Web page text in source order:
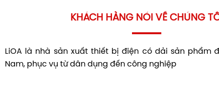
KHÁCH HÀNG NÓI VỀ CHÚNG
LiOA là nhà sản xuất thiết bị điện có dải sản phẩm
Nam, phục vụ từ dân dụng đến công nghiệp